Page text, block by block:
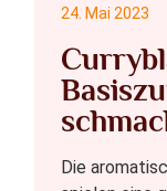
24. Mai 2023
Die